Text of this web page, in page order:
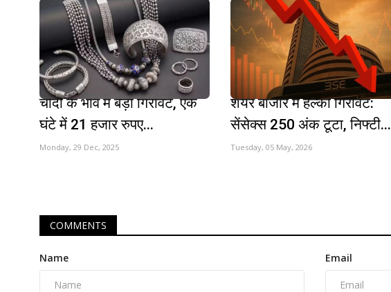
चांदी के भाव में बड़ी गिरावट, एक
घंटे में 21 हजार रुपए...
Monday, 29 Dec, 2025
शेयर बाजार में हल्की गिरावट:
सेंसेक्स 250 अंक टूटा, निफ्टी...
Tuesday, 05 May, 2026
COMMENTS
Name Email